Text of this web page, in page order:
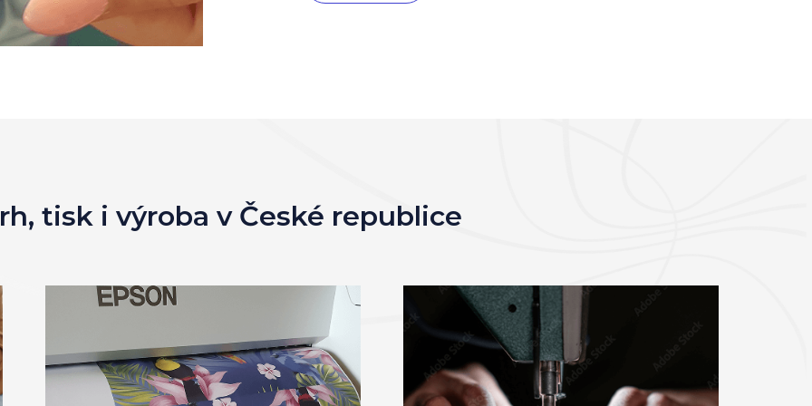
tisk i výroba v České republice